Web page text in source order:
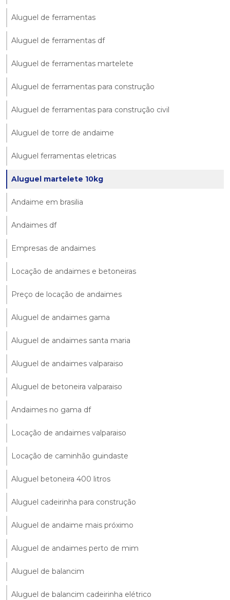
Aluguel de ferramentas
Aluguel de ferramentas df
Aluguel de ferramentas martelete
Aluguel de ferramentas para construção
Aluguel de ferramentas para construção civil
Aluguel de torre de andaime
Aluguel ferramentas eletricas
Aluguel martelete 10kg
Andaime em brasilia
Andaimes df
Empresas de andaimes
Locação de andaimes e betoneiras
Preço de locação de andaimes
Aluguel de andaimes gama
Aluguel de andaimes santa maria
Aluguel de andaimes valparaiso
Aluguel de betoneira valparaiso
Andaimes no gama df
Locação de andaimes valparaiso
Locação de caminhão guindaste
Aluguel betoneira 400 litros
Aluguel cadeirinha para construção
Aluguel de andaime mais próximo
Aluguel de andaimes perto de mim
Aluguel de balancim
Aluguel de balancim cadeirinha elétrico